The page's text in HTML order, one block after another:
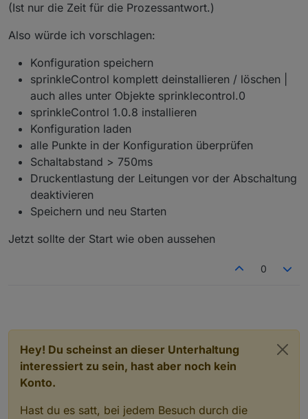
(Ist nur die Zeit für die Prozessantwort.)
Also würde ich vorschlagen:
Konfiguration speichern
sprinkleControl komplett deinstallieren / löschen |
auch alles unter Objekte sprinklecontrol.0
sprinkleControl 1.0.8 installieren
Konfiguration laden
alle Punkte in der Konfiguration überprüfen
Schaltabstand > 750ms
Druckentlastung der Leitungen vor der Abschaltung
deaktivieren
Speichern und neu Starten
Jetzt sollte der Start wie oben aussehen
0
Hey! Du scheinst an dieser Unterhaltung
interessiert zu sein, hast aber noch kein
Konto.
Hast du es satt, bei jedem Besuch durch die